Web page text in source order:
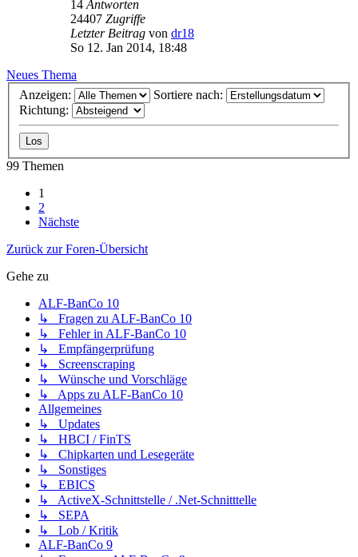
14 Antworten
24407 Zugriffe
Letzter Beitrag von dr18
So 12. Jan 2014, 18:48
Neues Thema
Anzeigen:
Sortiere nach:
Richtung:
99 Themen
1
2
Nächste
Zurück zur Foren-Übersicht
Gehe zu
ALF-BanCo 10
↳ Fragen zu ALF-BanCo 10
↳ Fehler in ALF-BanCo 10
↳ Empfängerprüfung
↳ Screenscraping
↳ Wünsche und Vorschläge
↳ Apps zu ALF-BanCo 10
Allgemeines
↳ Updates
↳ HBCI / FinTS
↳ Chipkarten und Lesegeräte
↳ Sonstiges
↳ EBICS
↳ ActiveX-Schnittstelle / .Net-Schnitttelle
↳ SEPA
↳ Lob / Kritik
ALF-BanCo 9